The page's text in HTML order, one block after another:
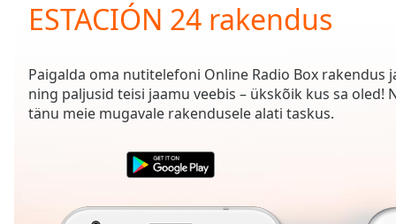
Current
Time0:00
Duration
-:-
Loaded:
0.00%
ESTACIÓN 24 rakendus
Paigalda oma nutitelefoni Online Radio Box rakendus
ning paljusid teisi jaamu veebis – ükskõik kus sa
tänu meie mugavale rakendusele alati taskus.